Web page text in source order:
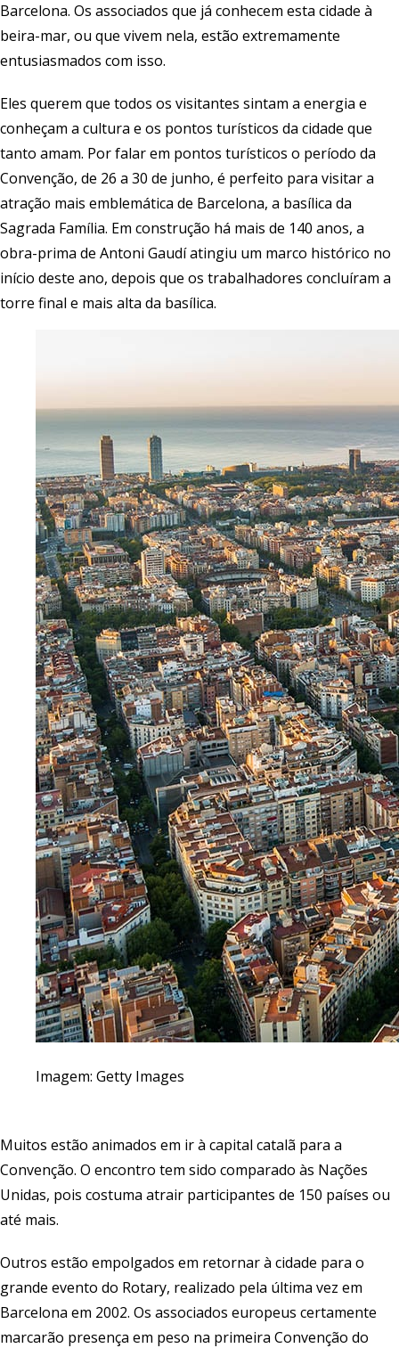
Barcelona. Os associados que já conhecem esta cidade à
beira-mar, ou que vivem nela, estão extremamente
entusiasmados com isso.
Eles querem que todos os visitantes sintam a energia e
conheçam a cultura e os pontos turísticos da cidade que
tanto amam. Por falar em pontos turísticos o período da
Convenção, de 26 a 30 de junho, é perfeito para visitar a
atração mais emblemática de Barcelona, a basílica da
Sagrada Família. Em construção há mais de 140 anos, a
obra-prima de Antoni Gaudí atingiu um marco histórico no
início deste ano, depois que os trabalhadores concluíram a
torre final e mais alta da basílica.
Imagem: Getty Images
Muitos estão animados em ir à capital catalã para a
Convenção. O encontro tem sido comparado às Nações
Unidas, pois costuma atrair participantes de 150 países ou
até mais.
Outros estão empolgados em retornar à cidade para o
grande evento do Rotary, realizado pela última vez em
Barcelona em 2002. Os associados europeus certamente
marcarão presença em peso na primeira Convenção do